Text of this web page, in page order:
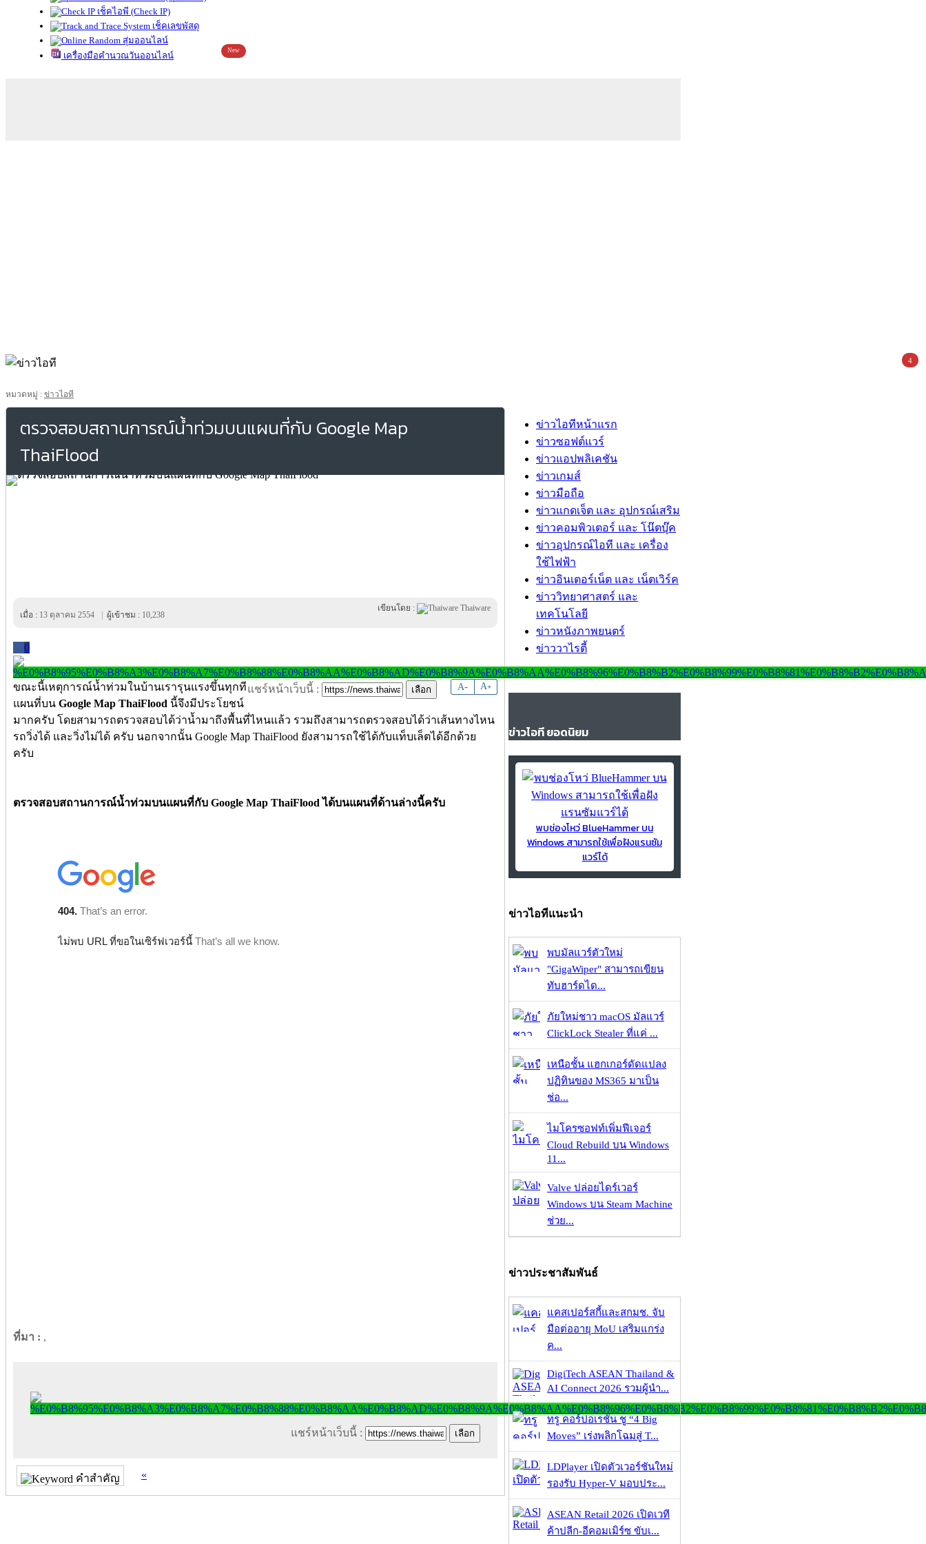
เช็คไอพี (Check IP)
เช็คเลขพัสดุ
สุ่มออนไลน์
เครื่องมือคำนวณวันออนไลน์
New
หมวดหมู่ : ข่าวไอที
ตรวจสอบสถานการณ์น้ำท่วมบนแผนที่กับ Google Map
ThaiFlood
เมื่อ : 13 ตุลาคม 2554 ผู้เข้าชม : 10,238
เขียนโดย : Thaiware
0
A- A+
แชร์หน้าเว็บนี้ :
ขณะนี้เหตุการณ์น้ำท่วมในบ้านเรารุนแรงขึ้นทุกที
แผนที่บน Google Map ThaiFlood นี้จึงมีประโยชน์
มากครับ โดยสามารถตรวจสอบได้ว่าน้ำมาถึงพื้นที่ไหนแล้ว รวมถึงสามารถตรวจสอบได้ว่าเส้นทางไหน
รถวิ่งได้ และวิ่งไม่ได้ ครับ นอกจากนั้น Google Map ThaiFlood ยังสามารถใช้ได้กับแท็บเล็ตได้อีกด้วย
ครับ
ตรวจสอบสถานการณ์น้ำท่วมบนแผนที่กับ Google Map ThaiFlood ได้บนแผนที่ด้านล่างนี้ครับ
ที่มา : ,
แชร์หน้าเว็บนี้ :
คำสำคัญ «
ข่าวไอทีหน้าแรก
ข่าวซอฟต์แวร์
ข่าวแอปพลิเคชัน
ข่าวเกมส์
ข่าวมือถือ
ข่าวแกดเจ็ต และ อุปกรณ์เสริม
ข่าวคอมพิวเตอร์ และ โน๊ตบุ๊ค
ข่าวอุปกรณ์ไอที และ เครื่อง
ใช้ไฟฟ้า
ข่าวอินเตอร์เน็ต และ เน็ตเวิร์ค
ข่าววิทยาศาสตร์ และ
เทคโนโลยี
ข่าวหนังภาพยนตร์
ข่าววาไรตี้
ข่าวไอที ยอดนิยม
พบช่องโหว่ BlueHammer บน
Windows สามารถใช้เพื่อฝังแรนซัม
แวร์ได้
ข่าวไอทีแนะนำ
พบมัลแวร์ตัวใหม่
"GigaWiper" สามารถเขียน
ทับฮาร์ดได...
ภัยใหม่ชาว macOS มัลแวร์
ClickLock Stealer ที่แค่ ...
เหนือชั้น แฮกเกอร์ดัดแปลง
ปฏิทินของ MS365 มาเป็น
ช่อ...
ไมโครซอฟท์เพิ่มฟีเจอร์
Cloud Rebuild บน Windows
11...
Valve ปล่อยไดร์เวอร์
Windows บน Steam Machine
ช่วย...
ข่าวประชาสัมพันธ์
แคสเปอร์สกี้และสกมช. จับ
มือต่ออายุ MoU เสริมแกร่ง
ค...
DigiTech ASEAN Thailand &
AI Connect 2026 รวมผู้นำ...
ทรู คอร์ปอเรชั่น ชู “4 Big
Moves” เร่งพลิกโฉมสู่ T...
LDPlayer เปิดตัวเวอร์ชันใหม่
รองรับ Hyper-V มอบประ...
ASEAN Retail 2026 เปิดเวที
ค้าปลีก-อีคอมเมิร์ซ ขับเ...
4